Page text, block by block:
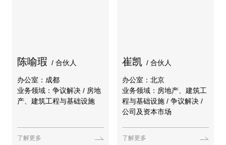
陈喻瑕 / 合伙人
办公室：成都
业务领域：争议解决 / 房地
产、建筑工程与基础设施
了解更多
崔凯 / 合伙人
办公室：北京
业务领域：房地产、建筑工
程与基础设施 / 争议解决 /
公司及资本市场
了解更多